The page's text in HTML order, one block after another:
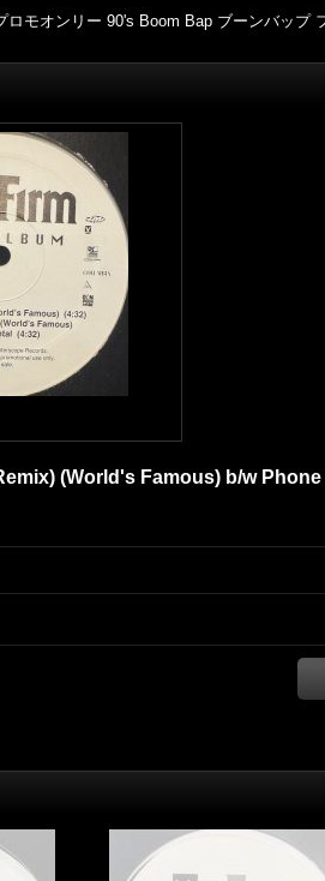
ロモオンリー 90's Boom Bap ブーンバップ
(World's Famous) b/w Phone